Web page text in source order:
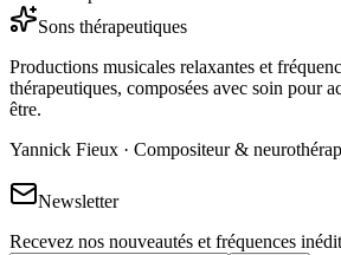
Sons thérapeutiques
Productions musicales relaxantes et
thérapeutiques, composées avec soin pour
être.
Yannick Fieux · Compositeur &
Newsletter
Recevez nos nouveautés et fréquences